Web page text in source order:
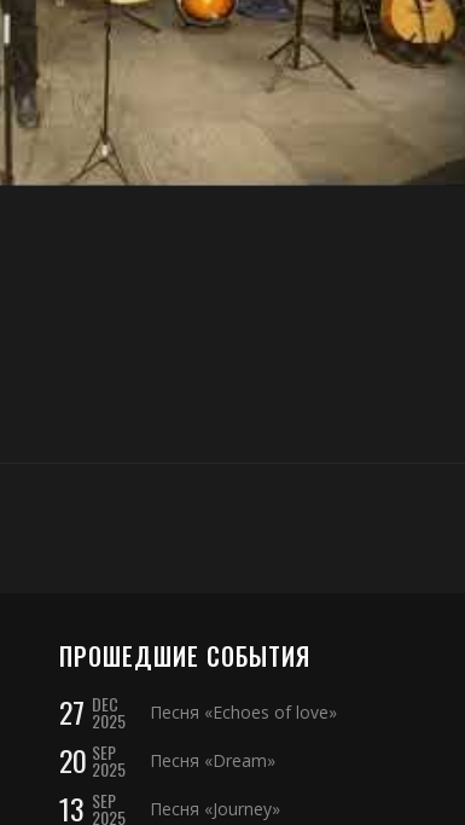
ПРОШЕДШИЕ СОБЫТИЯ
27 DEC
2025 Песня «Echoes of love»
20 SEP
2025 Песня «Dream»
13 SEP
2025 Песня «Journey»